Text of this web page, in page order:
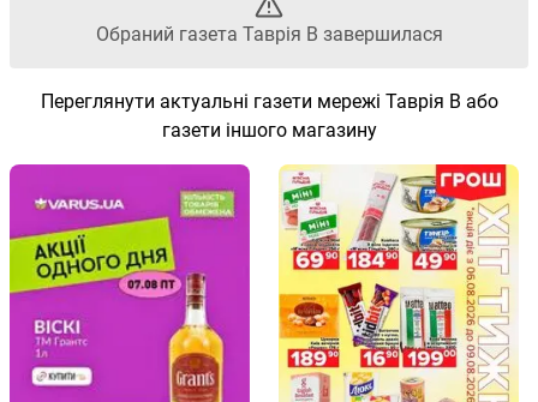
Обраний газета Таврія В завершилася
Переглянути актуальні газети мережі Таврія В або
газети іншого магазину